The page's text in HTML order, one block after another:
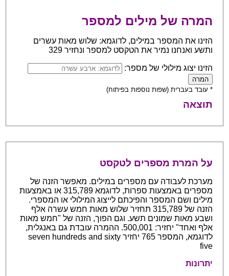
המרה של מילים למספר
הזינו את המספר במילים, לדוגמא: שלוש מאות עשרים
ותשע ואנחנו נמיר את הטקסט למספר ונחזיר 329
הזינו יצוג מילולי של מספר:
* עובד בעברית (שפות נוספות בפיתוח)
תוצאה
על המרת מספרים לטקסט
מערכת לעבודה עם מספרים במילים. מאפשר הזנה של
מספרים באמצעות ספרות, לדוגמא 315,789 או באמצעות
מילים ושם המספר והפיכתם לייצוג המילולי או המספרי.
הזנה של 315,789 תחזיר שלוש מאות חמש עשרה אלף
ושבע מאות שמונים תשע. וגם הפוך, הזנה של "חמש מאות
אלף ואחד" יחזיר: 500,001. ההמרה עובדת גם באנגלית,
לדוגמא, המספר 765 יחזיר seven hundreds and sixty
five
יתרונות